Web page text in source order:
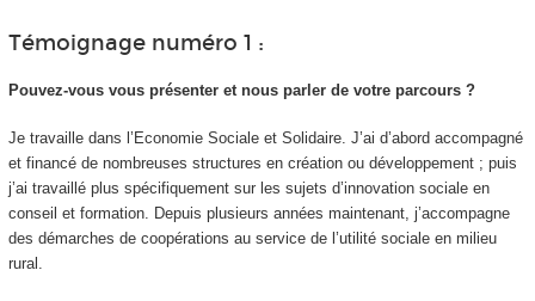
Témoignage numéro 1 :
Pouvez-vous vous présenter et nous parler de votre parcours ?
Je travaille dans l’Economie Sociale et Solidaire. J’ai d’abord accompagné
et financé de nombreuses structures en création ou développement ; puis
j’ai travaillé plus spécifiquement sur les sujets d’innovation sociale en
conseil et formation. Depuis plusieurs années maintenant, j’accompagne
des démarches de coopérations au service de l’utilité sociale en milieu
rural.